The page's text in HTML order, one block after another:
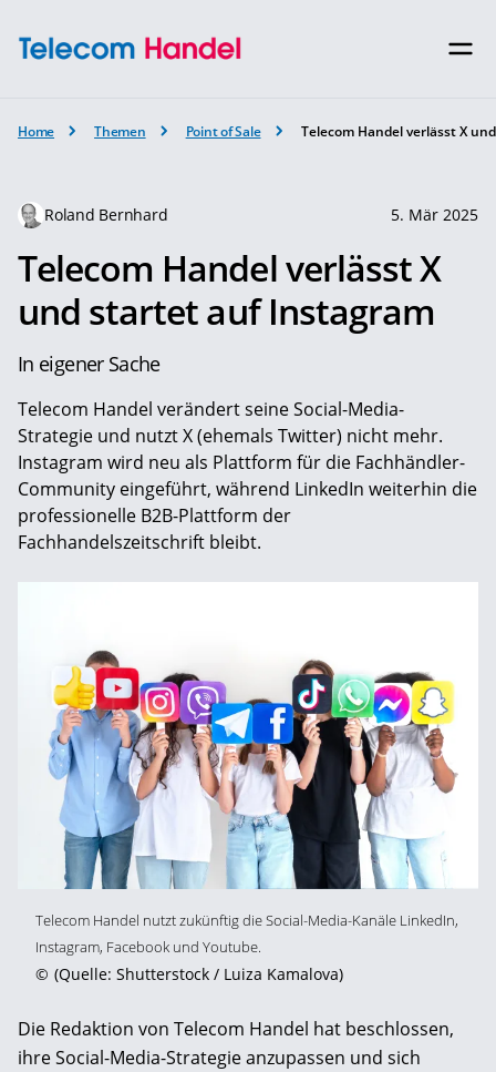
Home Themen Point of Sale Telecom Handel verlässt X
Roland Bernhard 5. Mär 2025
Telecom Handel verlässt X
und startet auf Instagram
In eigener Sache
Telecom Handel verändert seine Social-Media-
Strategie und nutzt X (ehemals Twitter) nicht mehr.
Instagram wird neu als Plattform für die Fachhändler-
Community eingeführt, während LinkedIn weiterhin die
professionelle B2B-Plattform der
Fachhandelszeitschrift bleibt.
Telecom Handel nutzt zukünftig die Social-Media-Kanäle LinkedIn,
Instagram, Facebook und Youtube.
© (Quelle: Shutterstock / Luiza Kamalova)
Die Redaktion von Telecom Handel hat beschlossen,
ihre Social-Media-Strategie anzupassen und sich